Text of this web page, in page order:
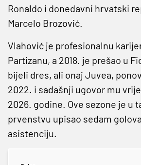
Ronaldo i donedavni hrvatski
Marcelo Brozović.
Vlahović je profesionalnu
Partizanu, a 2018. je prešao u
bijeli dres, ali onaj Juvea,
2022. i sadašnji ugovor mu
2026. godine. Ove sezone je u
prvenstvu upisao sedam
asistenciju.